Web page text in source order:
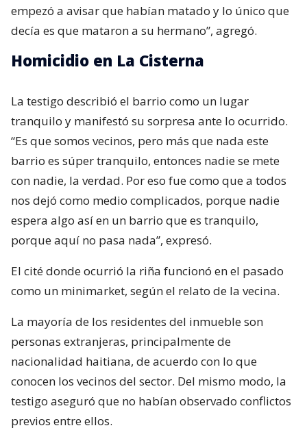
empezó a avisar que habían matado y lo único que
decía es que mataron a su hermano”, agregó.
Homicidio en La Cisterna
La testigo describió el barrio como un lugar
tranquilo y manifestó su sorpresa ante lo ocurrido.
“Es que somos vecinos, pero más que nada este
barrio es súper tranquilo, entonces nadie se mete
con nadie, la verdad. Por eso fue como que a todos
nos dejó como medio complicados, porque nadie
espera algo así en un barrio que es tranquilo,
porque aquí no pasa nada”, expresó.
El cité donde ocurrió la riña funcionó en el pasado
como un minimarket, según el relato de la vecina.
La mayoría de los residentes del inmueble son
personas extranjeras, principalmente de
nacionalidad haitiana, de acuerdo con lo que
conocen los vecinos del sector. Del mismo modo, la
testigo aseguró que no habían observado conflictos
previos entre ellos.